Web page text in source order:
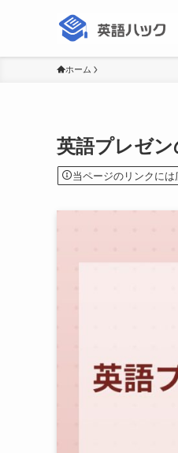
ホーム
英語プレゼ
当ページのリンクには